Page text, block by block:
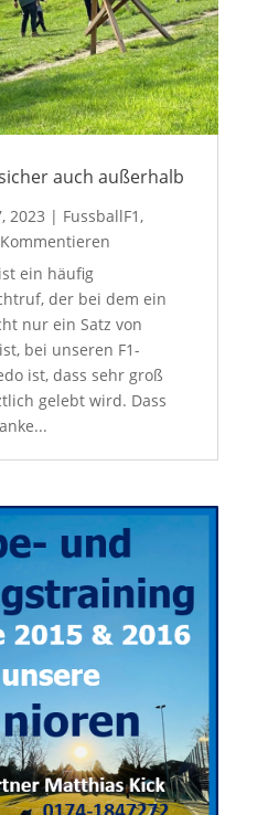
auch außerhalb
2023 | FussballF1,
ein häufig
der bei dem ein
nur ein Satz von
bei unseren F1-
ist, dass sehr groß
gelebt wird. Dass